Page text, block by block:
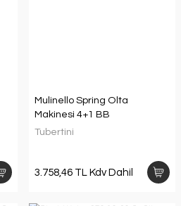
Mulinello Spring Olta
Makinesi 4+1 BB
Tubertini
3.758,46 TL Kdv Dahil